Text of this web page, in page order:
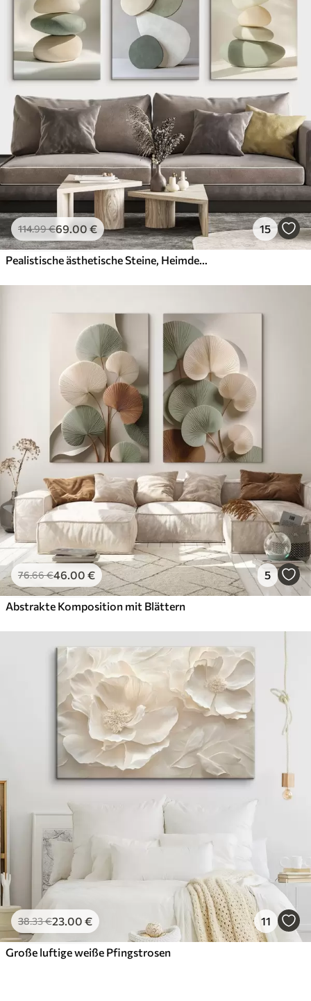
114.99€69.00 € 15
Pealistische ästhetische Steine, Heimdekoration, natürliche Beleuchtung
76.66€46.00 € 5
Abstrakte Komposition mit Blättern
38.33€23.00 € 11
Große luftige weiße Pfingstrosen